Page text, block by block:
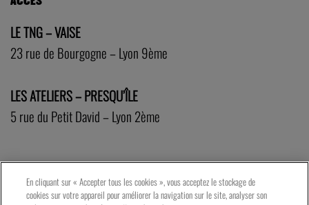
LE TNG – VAISE
23 rue de Bourgogne – Lyon 9ème
LES ATELIERS – PRESQU’ÎLE
5 rue du Petit David – Lyon 2ème
En cliquant sur « Accepter tous les cookies », vous acceptez le stockage de
cookies sur votre appareil pour améliorer la navigation sur le site, analyser son